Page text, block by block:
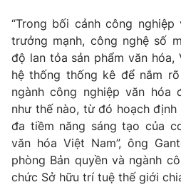
Cơ quan chủ quản:Đài Truyền hình
Cơ quan báo chí:
Thời báo VTV
Giấy phép hoạt động báo in và
cấp ngày 29/12/2023
Tổng Biên tập:
Vũ Thanh Thủy
Phó Tổng Biên tập:Nguyễn Thị Mỹ
Nguyễn Trọng Ninh
Tổng đài VTV: 024.38 355 931 -
“Trong bối cảnh công
trưởng mạnh, công nghệ số
độ lan tỏa sản phẩm văn hóa,
hệ thống thống kê để nắm
ngành công nghiệp văn
như thế nào, từ đó hoạch
đa tiềm năng sáng tạo của
văn hóa Việt Nam”, ông
phòng Bản quyền và ngành
chức Sở hữu trí tuệ thế giới